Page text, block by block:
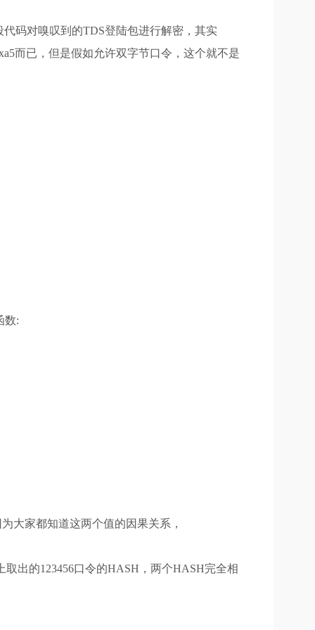
码对嗅叹到的TDS登陆包进行解密，其实
而已，但是假如允许双字节口令，这个就不是
数:
大家都知道这两个值的因果关系，
出的123456口令的HASH，两个HASH完全相